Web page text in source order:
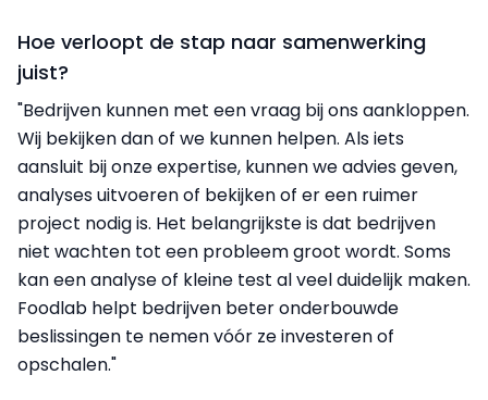
Hoe verloopt de stap naar samenwerking
juist?
"Bedrijven kunnen met een vraag bij ons aankloppen.
Wij bekijken dan of we kunnen helpen. Als iets
aansluit bij onze expertise, kunnen we advies geven,
analyses uitvoeren of bekijken of er een ruimer
project nodig is. Het belangrijkste is dat bedrijven
niet wachten tot een probleem groot wordt. Soms
kan een analyse of kleine test al veel duidelijk maken.
Foodlab helpt bedrijven beter onderbouwde
beslissingen te nemen vóór ze investeren of
opschalen."